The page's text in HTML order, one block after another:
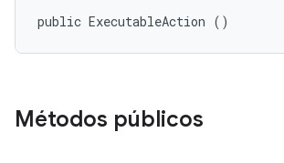
public ExecutableAction ()
Métodos públicos